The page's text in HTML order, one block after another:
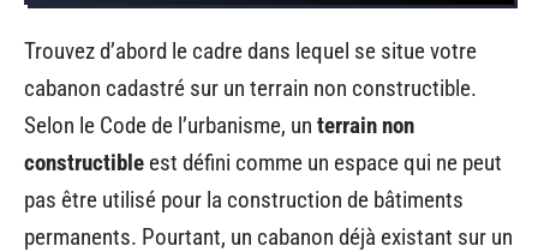
Trouvez d’abord le cadre dans lequel se situe votre
cabanon cadastré sur un terrain non constructible.
Selon le Code de l’urbanisme, un terrain non
constructible est défini comme un espace qui ne peut
pas être utilisé pour la construction de bâtiments
permanents. Pourtant, un cabanon déjà existant sur un